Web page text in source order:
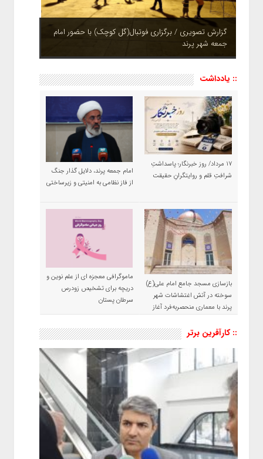
گزارش تصویری / برگزاری فوتبال(گل کوچک) با حضور امام
جمعه شهر پرند
چشم نوازی بوستان های شهر پرند در فصل بهار + تصاویر
:: یادداشت
۱۷ مرداد/ روز خبرنگار؛ پاسداشتِ
شرافتِ قلم و روایتگرانِ حقیقت
امام جمعه پرند، دلایل گذار جنگ
از فاز نظامی به امنیتی و زیرساختی
بازسازی مسجد جامع امام علی(ع)
سوخته در آتش اغتشاشات شهر
پرند با معماری منحصربه‌فرد آغاز
ماموگرافی معجزه ای از علم نوین و
دریچه برای تشخیص زودرس
سرطان پستان
:: کارآفرین برتر